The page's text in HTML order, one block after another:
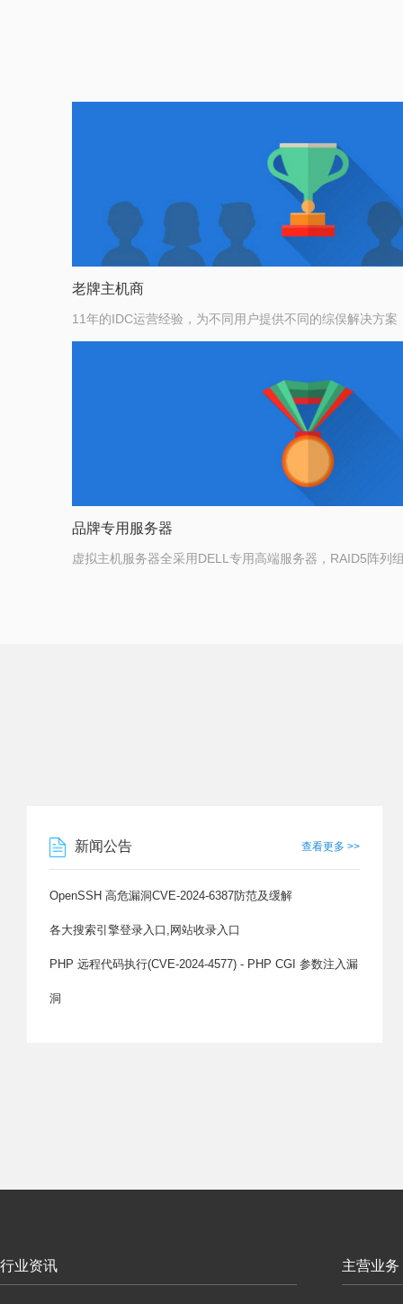
老牌主机商
11年的IDC运营经验，为不同用户提供不同的综俣解决方案
品牌专用服务器
虚拟主机服务器全采用DELL专用高端服务器，RAID5阵列
查看更多 >>
新闻公告
OpenSSH 高危漏洞CVE-2024-6387防范及缓解
各大搜索引擎登录入口,网站收录入口
PHP 远程代码执行(CVE-2024-4577) - PHP CGI 参数注入漏
洞
行业资讯 主营业务